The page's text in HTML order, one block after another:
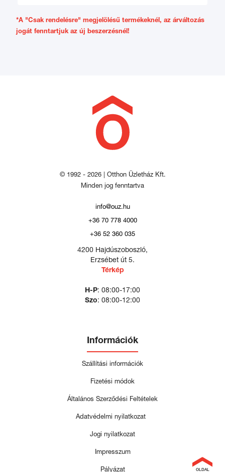
*A "Csak rendelésre" megjelölésű termékeknél, az árváltozás
jogát fenntartjuk az új beszerzésnél!
OLDAL
© 1992 - 2026 | Otthon Üzletház Kft.
Minden jog fenntartva
info@ouz.hu
+36 70 778 4000
+36 52 360 035
4200 Hajdúszoboszló,
Erzsébet út 5.
Térkép
H-P: 08:00-17:00
Szo: 08:00-12:00
Információk
Szállítási információk
Fizetési módok
Általános Szerződési Feltételek
Adatvédelmi nyilatkozat
Jogi nyilatkozat
Impresszum
Pályázat